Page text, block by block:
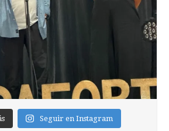
Seguir en Instagram